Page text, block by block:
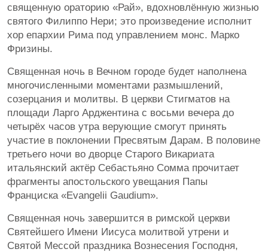
священную ораторию «Рай», вдохновлённую жизнью
святого Филиппо Нери; это произведение исполнит
хор епархии Рима под управлением монс. Марко
Фризины.
Священная ночь в Вечном городе будет наполнена
многочисленными моментами размышлений,
созерцания и молитвы. В церкви Стигматов на
площади Ларго Арджентина с восьми вечера до
четырёх часов утра верующие смогут принять
участие в поклонении Пресвятым Дарам. В половине
третьего ночи во дворце Старого Викариата
итальянский актёр Себастьяно Сомма прочитает
фрагменты апостольского увещания Папы
Франциска «Evangelii Gaudium».
Священная ночь завершится в римской церкви
Святейшего Имени Иисуса молитвой утрени и
Святой Мессой праздника Вознесения Господня,